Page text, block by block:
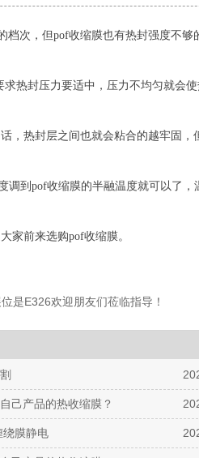
次，但pof收缩膜也有热封强度不够
热封压力要适中，压力不均匀就会
，热封层之间也就会粘合的越牢固，
到pof收缩膜的半融温度就可以了，
家前来选购pof收缩膜。
是E326欢迎朋友们莅临指导！
己产品的热收缩膜？
绕膜静电